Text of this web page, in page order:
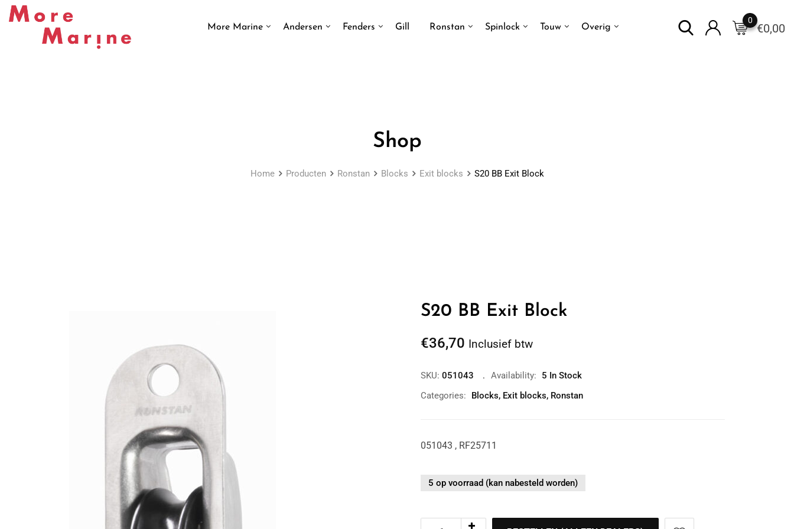
Skip
More Marine Andersen Fenders Gill Ronstan Spinlock Touw Overig €0,00
0
Shop
Home Producten Ronstan Blocks Exit blocks S20 BB Exit Block
S20 BB Exit Block
€36,70 Inclusief btw
SKU: 051043 Availability:
5 In Stock
Categories:
Blocks, Exit blocks, Ronstan
051043 , RF25711
5 op voorraad (kan nabesteld worden)